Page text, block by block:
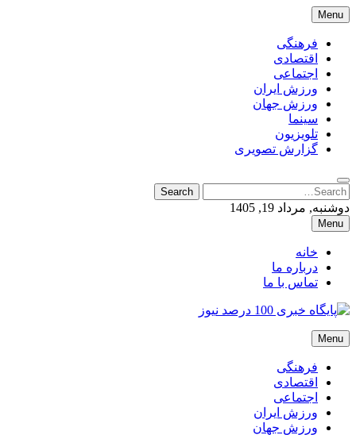
Skip
to
content
Menu
فرهنگی
اقتصادی
اجتماعی
ورزش ایران
ورزش جهان
سینما
تلویزیون
گزارش تصویری
Search
for:
Search
دوشنبه, مرداد 19, 1405
Menu
خانه
درباره ما
تماس با ما
پایگاه خبری 100 درصد نیوز
پایگاه خبری 100 درصد نیوز
Menu
فرهنگی
اقتصادی
اجتماعی
ورزش ایران
ورزش جهان